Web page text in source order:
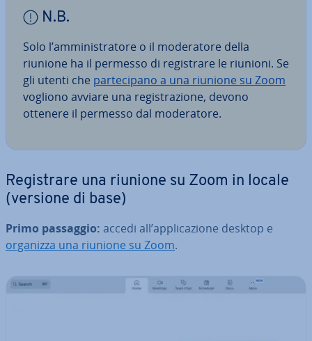
N.B.
Solo l’am­mi­ni­stra­to­re o il mo­de­ra­to­re della
riunione ha il permesso di re­gi­stra­re le riunioni. Se
gli utenti che par­te­ci­pa­no a una riunione su Zoom
vogliono avviare una re­gi­stra­zio­ne, devono
ottenere il permesso dal mo­de­ra­to­re.
Re­gi­stra­re una riunione su Zoom in locale
(versione di base)
Primo passaggio: accedi all’ap­pli­ca­zio­ne desktop e
organizza una riunione su Zoom.